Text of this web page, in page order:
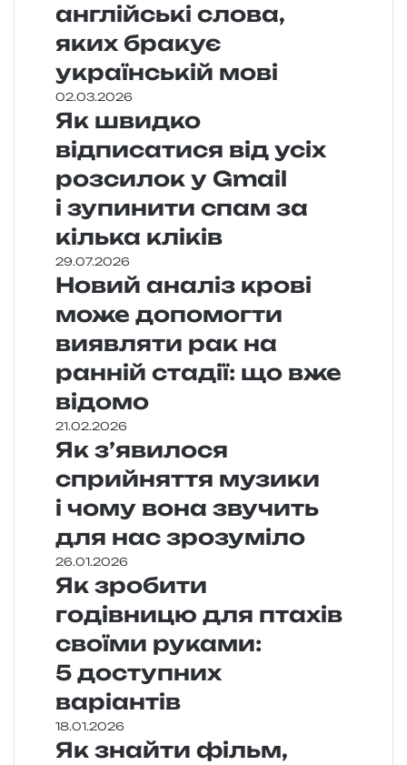
англійські слова,
яких бракує
українській мові
02.03.2026
Як швидко
відписатися від усіх
розсилок у Gmail
і зупинити спам за
кілька кліків
29.07.2026
Новий аналіз крові
може допомогти
виявляти рак на
ранній стадії: що вже
відомо
21.02.2026
Як з’явилося
сприйняття музики
і чому вона звучить
для нас зрозуміло
26.01.2026
Як зробити
годівницю для птахів
своїми руками:
5 доступних
варіантів
18.01.2026
Як знайти фільм,